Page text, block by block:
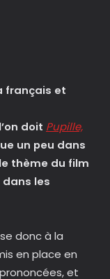
français et
doit Pupille,
un peu dans
thème du film
dans les
donc à la
en place en
et